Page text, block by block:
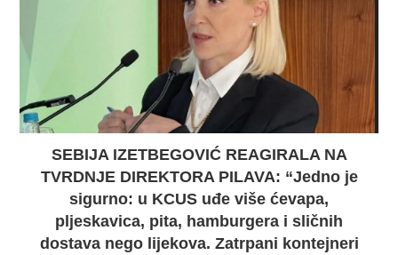
SEBIJA IZETBEGOVIĆ REAGIRALA NA
TVRDNJE DIREKTORA PILAVA: “Jedno je
sigurno: u KCUS uđe više ćevapa,
pljeskavica, pita, hamburgera i sličnih
dostava nego lijekova. Zatrpani kontejneri